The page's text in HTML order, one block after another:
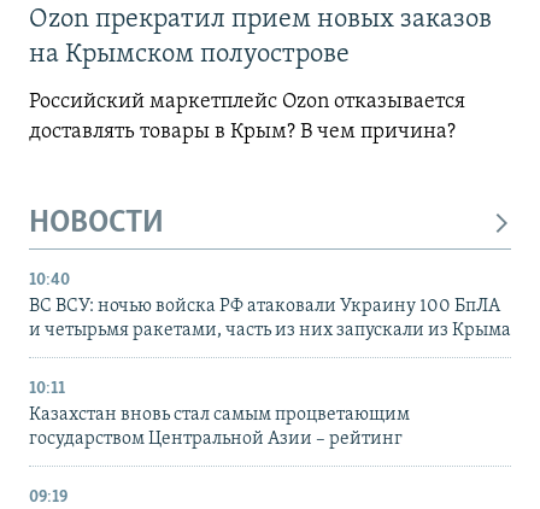
Ozon прекратил прием новых заказов
на Крымском полуострове
Российский маркетплейс Ozon отказывается
доставлять товары в Крым? В чем причина?
НОВОСТИ
10:40
ВС ВСУ: ночью войска РФ атаковали Украину 100 БпЛА
и четырьмя ракетами, часть из них запускали из Крыма
10:11
Казахстан вновь стал самым процветающим
государством Центральной Азии – рейтинг
09:19